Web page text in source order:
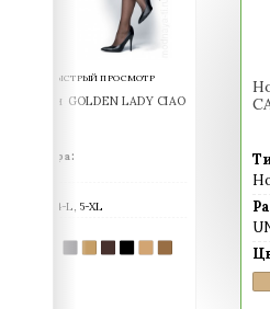
БЫСТРЫЙ ПРОСМОТР
Колготки GOLDEN LADY CIAO
Тип товара:
2-S, 3-M, 4-L, 5-XL
CAMOSCIO
COGNAC
(легкий
DAINO
(загар)
FUMO
(серый)
MELON
(телесный)
MORO
(шоколад)
NERO
(черный)
PLAYA
(светло-
VISONE
(легкий